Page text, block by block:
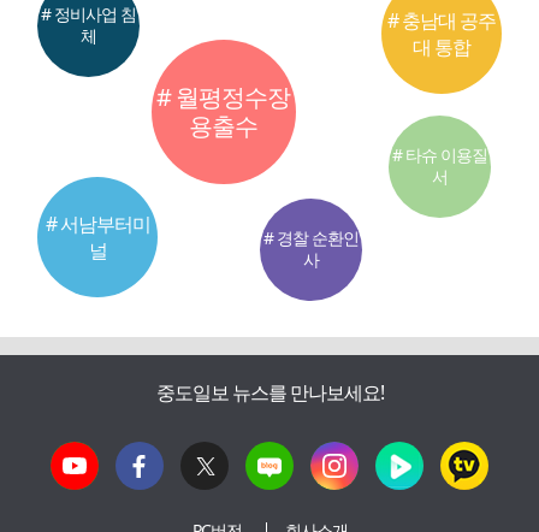
# 월평정수장
용출수
# 서남부터미
널
# 충남대 공주
대 통합
# 정비사업 침
체
# 경찰 순환인
사
# 타슈 이용질
서
중도일보 뉴스를 만나보세요!